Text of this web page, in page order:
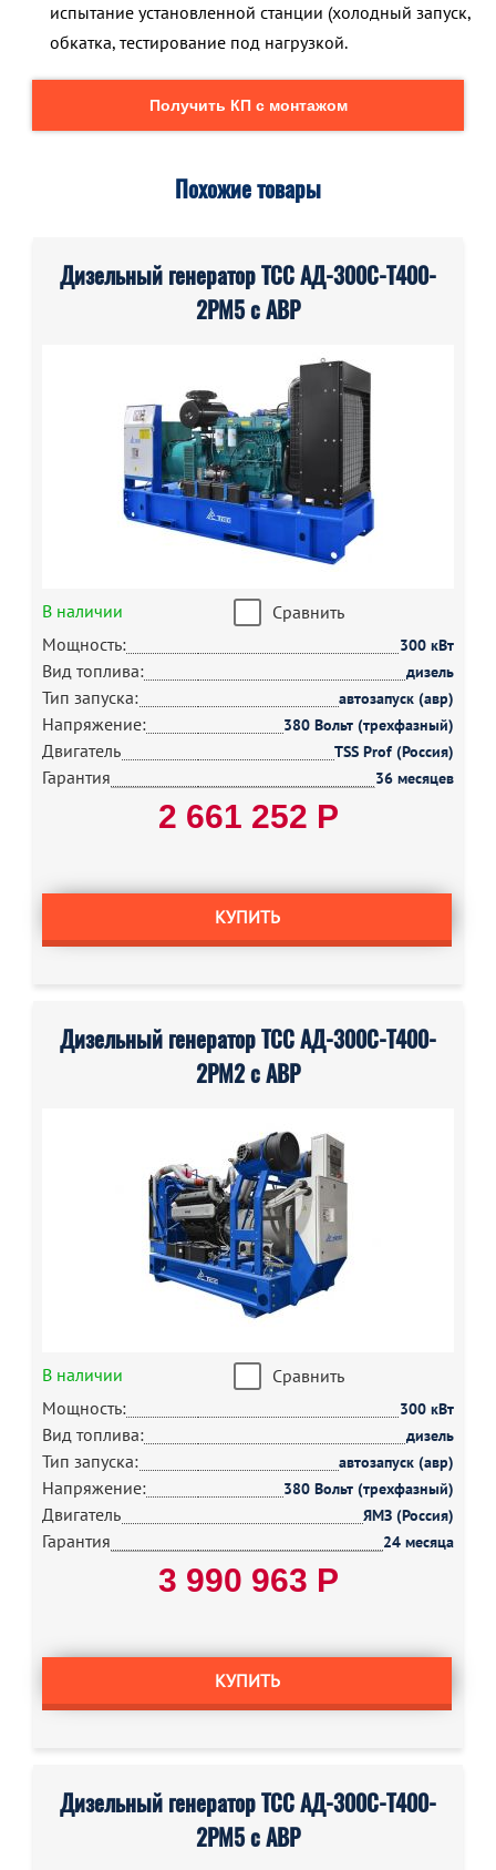
испытание установленной станции (холодный запуск,
обкатка, тестирование под нагрузкой.
Получить КП с монтажом
Похожие товары
Дизельный генератор ТСС АД-300С-Т400-
2РМ5 с АВР
В наличии
Сравнить
Мощность:
300 кВт
Вид топлива: дизель
Тип запуска: автозапуск (авр)
Напряжение: 380 Вольт (трехфазный)
Двигатель TSS Prof (Россия)
Гарантия 36 месяцев
2 661 252 Р
КУПИТЬ
Дизельный генератор ТСС АД-300С-Т400-
2РМ2 с АВР
В наличии
Сравнить
Мощность:
300 кВт
Вид топлива: дизель
Тип запуска: автозапуск (авр)
Напряжение: 380 Вольт (трехфазный)
Двигатель ЯМЗ (Россия)
Гарантия 24 месяца
3 990 963 Р
КУПИТЬ
Дизельный генератор ТСС АД-300С-Т400-
2РМ5 с АВР